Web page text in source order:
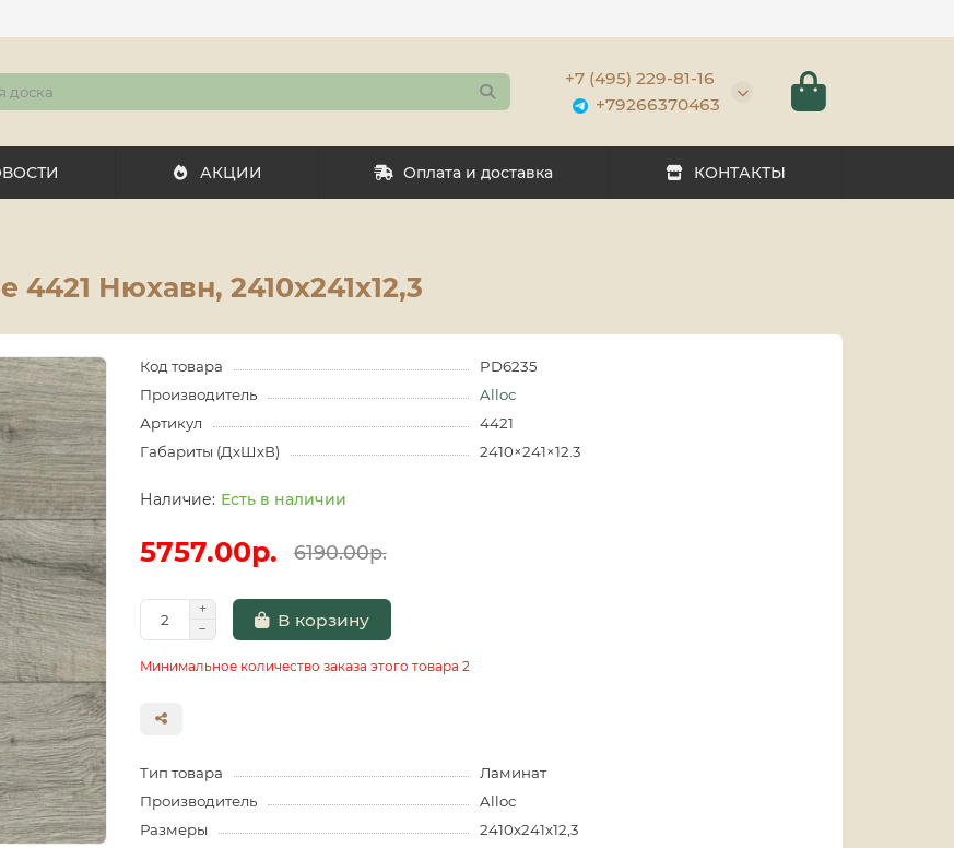
+7 (495) 229-81-16
+79266370463
АКЦИИ Оплата и доставка КОНТАКТЫ
Нюхавн, 2410x241х12,3
Код товара
PD6235
Производитель
Alloc
Артикул
4421
Габариты (ДхШхВ)
2410×241×12.3
Есть в наличии
5757.00р. 6190.00р.
В корзину
Минимальное количество заказа этого товара 2
Тип товара
Ламинат
Производитель
Alloc
Размеры
2410x241х12,3